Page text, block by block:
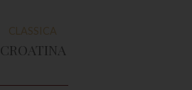
CLASSICA
CROATINA